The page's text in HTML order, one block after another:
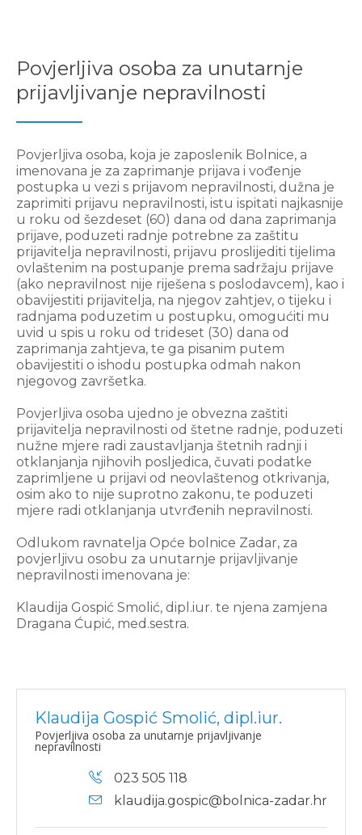
Povjerljiva osoba za unutarnje
prijavljivanje nepravilnosti
Povjerljiva osoba, koja je zaposlenik Bolnice, a
imenovana je za zaprimanje prijava i vođenje
postupka u vezi s prijavom nepravilnosti, dužna je
zaprimiti prijavu nepravilnosti, istu ispitati najkasnije
u roku od šezdeset (60) dana od dana zaprimanja
prijave, poduzeti radnje potrebne za zaštitu
prijavitelja nepravilnosti, prijavu proslijediti tijelima
ovlaštenim na postupanje prema sadržaju prijave
(ako nepravilnost nije riješena s poslodavcem), kao i
obavijestiti prijavitelja, na njegov zahtjev, o tijeku i
radnjama poduzetim u postupku, omogućiti mu
uvid u spis u roku od trideset (30) dana od
zaprimanja zahtjeva, te ga pisanim putem
obavijestiti o ishodu postupka odmah nakon
njegovog završetka.
Povjerljiva osoba ujedno je obvezna zaštiti
prijavitelja nepravilnosti od štetne radnje, poduzeti
nužne mjere radi zaustavljanja štetnih radnji i
otklanjanja njihovih posljedica, čuvati podatke
zaprimljene u prijavi od neovlaštenog otkrivanja,
osim ako to nije suprotno zakonu, te poduzeti
mjere radi otklanjanja utvrđenih nepravilnosti.
Odlukom ravnatelja Opće bolnice Zadar, za
povjerljivu osobu za unutarnje prijavljivanje
nepravilnosti imenovana je:
Klaudija Gospić Smolić, dipl.iur. te njena zamjena
Dragana Ćupić, med.sestra.
Klaudija Gospić Smolić, dipl.iur.
Povjerljiva osoba za unutarnje prijavljivanje
nepravilnosti
023 505 118
klaudija.gospic@bolnica-zadar.hr